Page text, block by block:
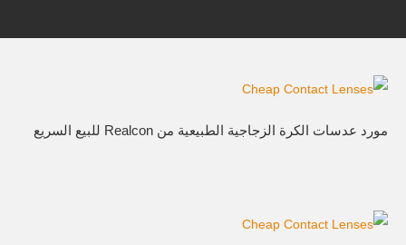
مورد عدسات الكرة الزجاجية الطبيعية من Realcon للبيع السريع